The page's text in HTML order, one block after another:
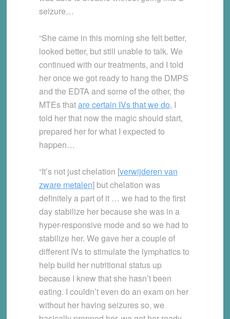
seizure…
“She came in this morning she felt better,
looked better, but still unable to talk. We
continued with our treatments, and I told
her once we got ready to hang the DMPS
and the EDTA and some of the other, the
MTEs thatare certain IVs that we do, I
told her that now the magic should start,
prepared her for what I expected to
happen…
“It’s not just chelation [verwijderen van
zware metalen] but chelation was
definitely a part of it … we had to the first
day stabilize her because she was in a
hyper-responsive mode and so we had to
stabilize her. We gave her a couple of
different IVs to stimulate the lymphatics to
help build her nutritional status up
because I knew that she hasn’t been
eating. I couldn’t even do an exam on her
without her having seizures so, we